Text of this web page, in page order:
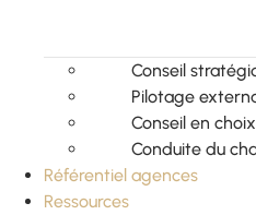
Conseil
Pilotage
Conseil en
Conduite du
Référentiel agences
Ressources